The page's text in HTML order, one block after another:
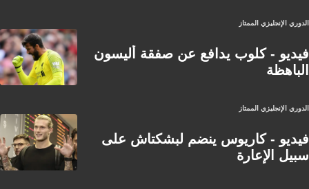
الدوري الإنجليزي الممتاز
فيديو - كلوب يدافع عن صفقة أليسون
الباهظة
الدوري الإنجليزي الممتاز
فيديو - كاريوس ينضم لبشكتاش على
سبيل الإعارة